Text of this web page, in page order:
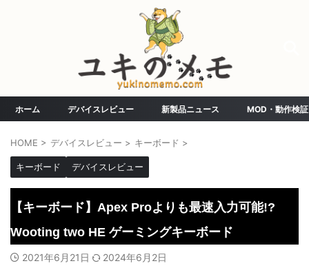
ホーム デバイスレビュー 新製品ニュース MOD・動作検証
HOME > デバイスレビュー > キーボード >
キーボード デバイスレビュー
【キーボード】Apex Proよりも最速入力可能!?
Wooting two HE ゲーミングキーボード
2021年6月21日 2024年6月2日